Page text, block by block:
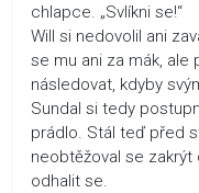
chlapce. „Svlíkni se!“
Will si nedovolil ani
se mu ani za mák, ale
následovat, kdyby
Sundal si tedy
prádlo. Stál teď před
neobtěžoval se zakrýt
odhalit se.